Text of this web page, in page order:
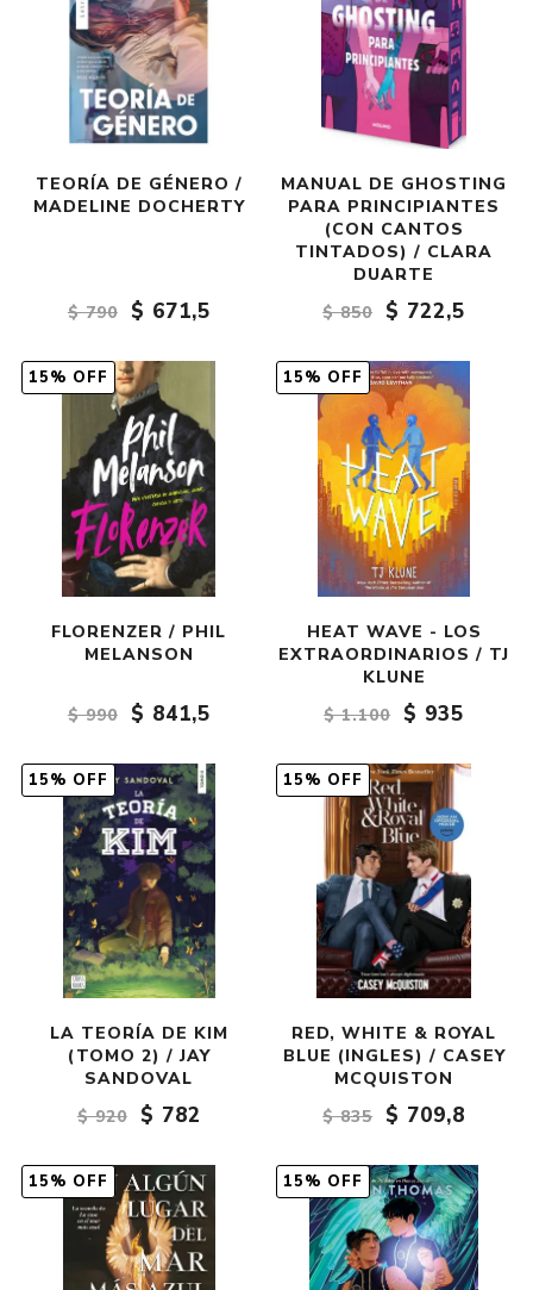
TEORÍA DE GÉNERO /
MADELINE DOCHERTY
$ 790 $ 671,5
MANUAL DE GHOSTING
PARA PRINCIPIANTES
(CON CANTOS
TINTADOS) / CLARA
DUARTE
$ 850
$ 722,5
15% OFF
FLORENZER / PHIL
MELANSON
$ 990 $ 841,5
15% OFF
HEAT WAVE - LOS
EXTRAORDINARIOS / TJ
KLUNE
$ 1.100
$ 935
15% OFF
LA TEORÍA DE KIM
(TOMO 2) / JAY
SANDOVAL
$ 920
$ 782
15% OFF
RED, WHITE & ROYAL
BLUE (INGLES) / CASEY
MCQUISTON
$ 835
$ 709,8
15% OFF 15% OFF